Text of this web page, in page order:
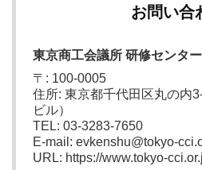
お問い合
東京商工会議所 研修センター
〒: 100-0005
住所: 東京都千代田区丸の内
ビル）
TEL: 03-3283-7650
E-mail: evkenshu@tokyo-
URL: https://www.tokyo-